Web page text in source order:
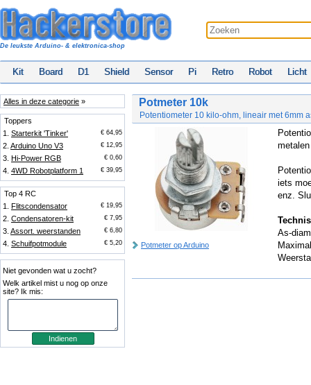
De leukste Arduino- & elektronica-shop
Kit Board D1 Shield Sensor Pi Retro Robot Licht
Alles in deze categorie »
Toppers
1. Starterkit 'Tinker' € 64,95
2. Arduino Uno V3 € 12,95
3. Hi-Power RGB € 0,60
4. 4WD Robotplatform 1 € 39,95
Top 4 RC
1. Flitscondensator € 19,95
2. Condensatoren-kit € 7,95
3. Assort. weerstanden € 6,80
4. Schuifpotmodule € 5,20
Niet gevonden wat u zocht?
Welk artikel mist u nog op onze
site? Ik mis:
Potmeter 10k
Potentiometer 10 kilo-ohm, lineair met 6mm
Potmeter op Arduino
iets
enz.
As-